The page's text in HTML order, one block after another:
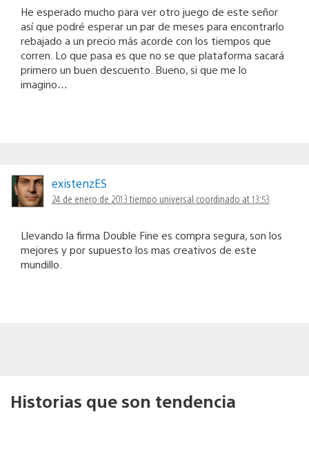
He esperado mucho para ver otro juego de este señor
así que podré esperar un par de meses para encontrarlo
rebajado a un precio más acorde con los tiempos que
corren. Lo que pasa es que no se que plataforma sacará
primero un buen descuento. Bueno, si que me lo
imagino…
existenzES
24 de enero de 2013 tiempo universal coordinado at 13:53
Llevando la firma Double Fine es compra segura, son los
mejores y por supuesto los mas creativos de este
mundillo.
Historias que son tendencia